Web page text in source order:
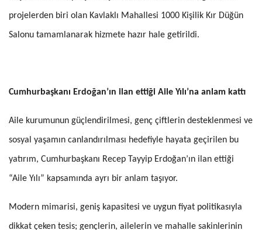
projelerden biri olan Kavlaklı Mahallesi 1000 Kişilik Kır Düğün
Salonu tamamlanarak hizmete hazır hale getirildi.
Cumhurbaşkanı Erdoğan’ın ilan ettiği Aile Yılı’na anlam kattı
Aile kurumunun güçlendirilmesi, genç çiftlerin desteklenmesi ve
sosyal yaşamın canlandırılması hedefiyle hayata geçirilen bu
yatırım, Cumhurbaşkanı Recep Tayyip Erdoğan’ın ilan ettiği
“Aile Yılı” kapsamında ayrı bir anlam taşıyor.
Modern mimarisi, geniş kapasitesi ve uygun fiyat politikasıyla
dikkat çeken tesis; gençlerin, ailelerin ve mahalle sakinlerinin